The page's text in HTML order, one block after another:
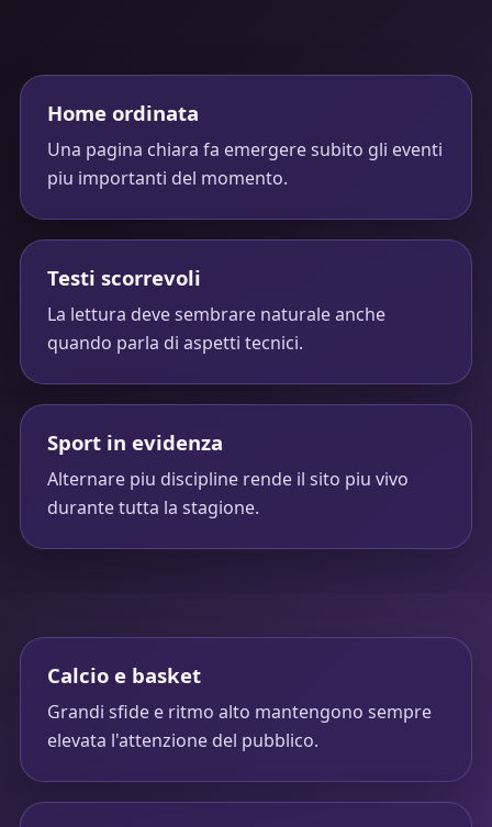
Home ordinata
Una pagina chiara fa emergere subito gli eventi
piu importanti del momento.
Testi scorrevoli
La lettura deve sembrare naturale anche
quando parla di aspetti tecnici.
Sport in evidenza
Alternare piu discipline rende il sito piu vivo
durante tutta la stagione.
Calcio e basket
Grandi sfide e ritmo alto mantengono sempre
elevata l'attenzione del pubblico.